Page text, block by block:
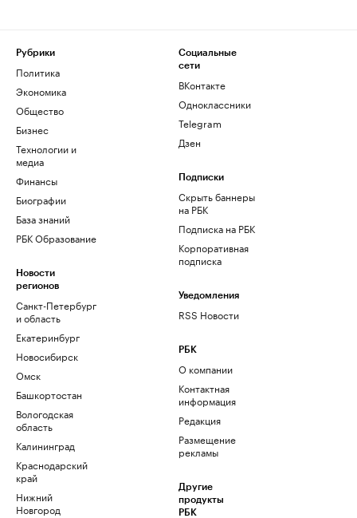
Рубрики
Политика
Экономика
Общество
Бизнес
Технологии и
медиа
Финансы
Биографии
База знаний
РБК Образование
Новости
регионов
Санкт-Петербург
и область
Екатеринбург
Новосибирск
Омск
Башкортостан
Вологодская
область
Калининград
Краснодарский
край
Нижний
Новгород
Социальные
сети
ВКонтакте
Одноклассники
Telegram
Дзен
Подписки
Скрыть баннеры
на РБК
Подписка на РБК
Корпоративная
подписка
Уведомления
RSS Новости
РБК
О компании
Контактная
информация
Редакция
Размещение
рекламы
Другие
продукты
РБК